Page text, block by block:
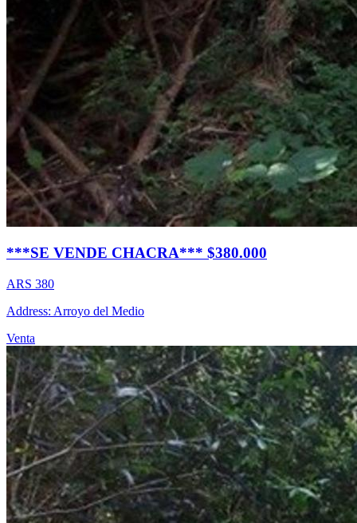
***SE VENDE CHACRA*** $380.000
ARS 380
Address: Arroyo del Medio
Venta